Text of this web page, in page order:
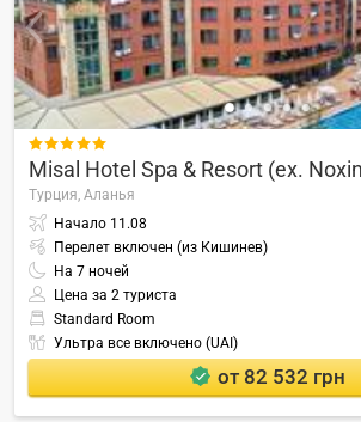

Misal Hotel Spa & Resort (ex.
Турция, Аланья
Начало 11.08
Перелет включен (из Кишинев)
На 7 ночей
Цена за 2 туриста
Standard Room
Ультра все включено (UAI)
от 82 532 грн